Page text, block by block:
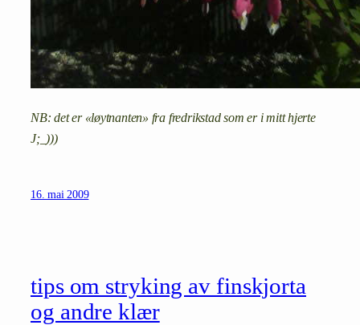
NB: det er «løytnanten» fra fredrikstad som er i mitt hjerte
J;_)))
16. mai 2009
tips om stryking av finskjorta
og andre klær